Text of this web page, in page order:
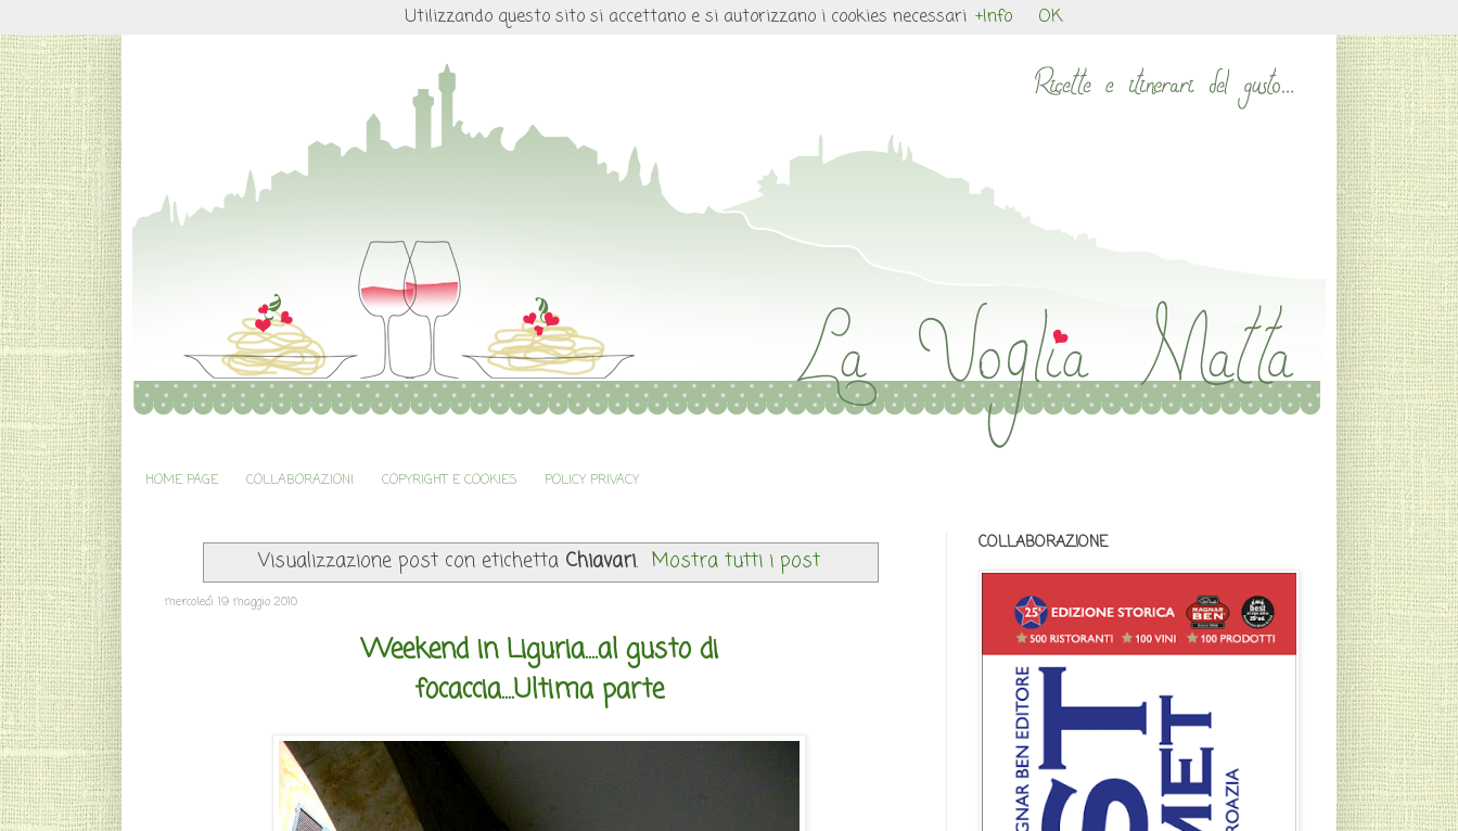
HOME PAGE COLLABORAZIONI COPYRIGHT E COOKIES POLICY PRIVACY
Visualizzazione post con etichetta Chiavari. Mostra tutti i post
mercoledì 19 maggio 2010
Weekend in Liguria....al gusto di
focaccia....Ultima parte
COLLABORAZIONE
Utilizzando questo sito si accettano e si autorizzano i cookies necessari +Info OK